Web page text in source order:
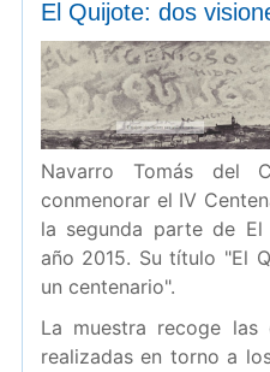
El Quijote: dos
Navarro Tomás del
conmenorar el IV
la segunda parte de
año 2015. Su título "El
un centenario".
La muestra recoge las
realizadas en torno a